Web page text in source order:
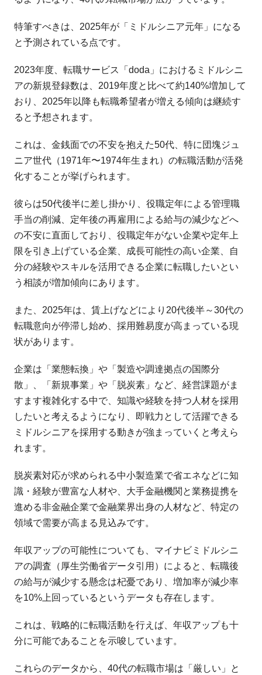
特筆すべきは、2025年が「ミドルシニア元年」になる
と予測されている点です。
2023年度、転職サービス「doda」におけるミドルシニ
アの新規登録数は、2019年度と比べて約140%増加して
おり、2025年以降も転職希望者が増える傾向は継続す
ると予想されます。
これは、金銭面での不安を抱えた50代、特に団塊ジュ
ニア世代（1971年〜1974年生まれ）の転職活動が活発
化することが挙げられます。
彼らは50代後半に差し掛かり、役職定年による管理職
手当の削減、定年後の再雇用による給与の減少などへ
の不安に直面しており、役職定年がない企業や定年上
限を引き上げている企業、成長可能性の高い企業、自
分の経験やスキルを活用できる企業に転職したいとい
う相談が増加傾向にあります。
また、2025年は、賃上げなどにより20代後半～30代の
転職意向が停滞し始め、採用難易度が高まっている現
状があります。
企業は「業態転換」や「製造や調達拠点の国際分
散」、「新規事業」や「脱炭素」など、経営課題がま
すます複雑化する中で、知識や経験を持つ人材を採用
したいと考えるようになり、即戦力として活躍できる
ミドルシニアを採用する動きが強まっていくと考えら
れます。
脱炭素対応が求められる中小製造業で省エネなどに知
識・経験が豊富な人材や、大手金融機関と業務提携を
進める非金融企業で金融業界出身の人材など、特定の
領域で需要が高まる見込みです。
年収アップの可能性についても、マイナビミドルシニ
アの調査（厚生労働省データ引用）によると、転職後
の給与が減少する懸念は杞憂であり、増加率が減少率
を10%上回っているというデータも存在します。
これは、戦略的に転職活動を行えば、年収アップも十
分に可能であることを示唆しています。
これらのデータから、40代の転職市場は「厳しい」と